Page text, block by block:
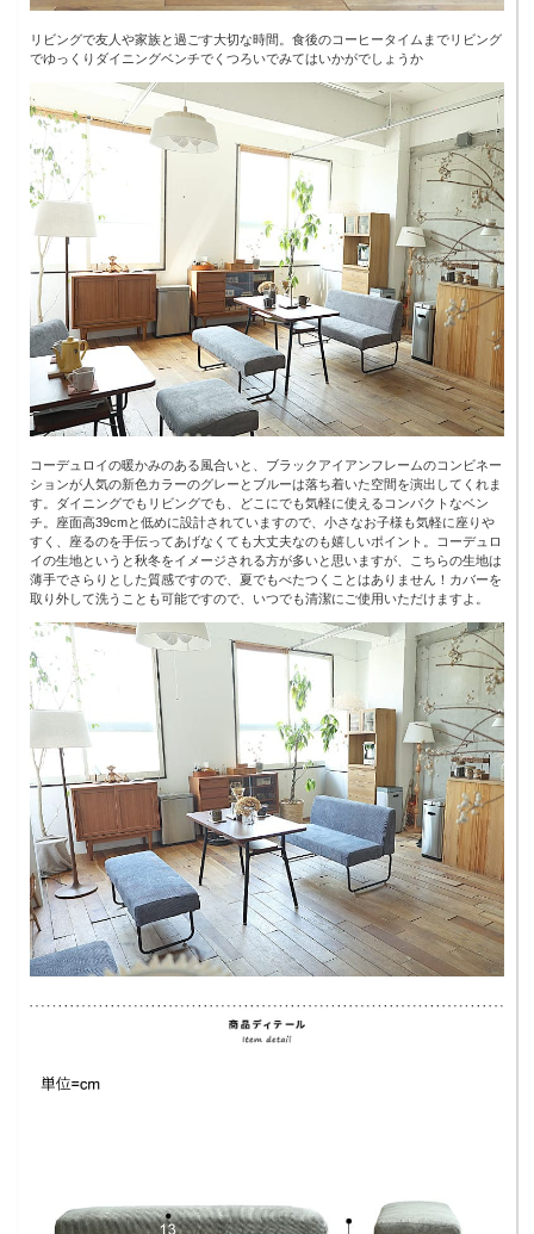
リビングで友人や家族と過ごす大切な時間。食後のコーヒータイムまでリビング
でゆっくりダイニングベンチでくつろいでみてはいかがでしょうか
コーデュロイの暖かみのある風合いと、ブラックアイアンフレームのコンビネー
ションが人気の新色カラーのグレーとブルーは落ち着いた空間を演出してくれま
す。ダイニングでもリビングでも、どこにでも気軽に使えるコンパクトなベン
チ。座面高39cmと低めに設計されていますので、小さなお子様も気軽に座りや
すく、座るのを手伝ってあげなくても大丈夫なのも嬉しいポイント。コーデュロ
イの生地というと秋冬をイメージされる方が多いと思いますが、こちらの生地は
薄手でさらりとした質感ですので、夏でもべたつくことはありません！カバーを
取り外して洗うことも可能ですので、いつでも清潔にご使用いただけますよ。